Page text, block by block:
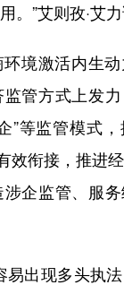
。”艾则孜·艾力
激活内生动
管方式上发力
”等监管模式
效衔接，推进
企监管、服
出现多头执法